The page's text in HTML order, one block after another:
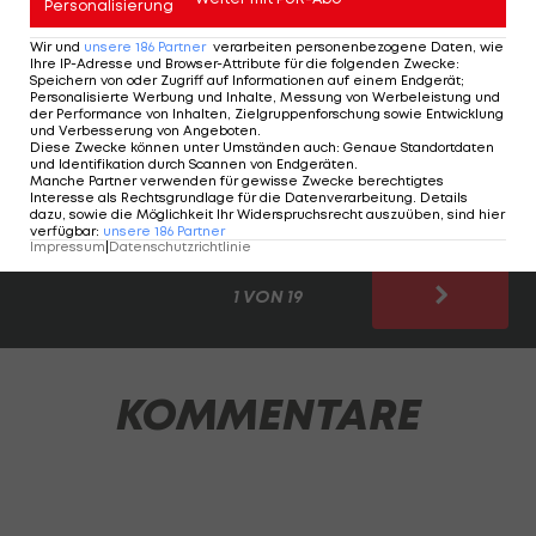
Klubs Europas, andere hoffen noch auf den
großen Sprung. Nur eines steht fest, auf jene
jungen Kicker gilt es bei der bevorstehenden
EURO ganz besonders zu achten:
Jetzt tippen und gewinnen beim EM-Tippspiel
von LAOLA1 >>>
1 VON 19
KOMMENTARE
Personalisierung
Wir und unsere 186 Partner verarbeiten personenbezogene Daten, wie
Ihre IP-Adresse und Browser-Attribute für die folgenden Zwecke:
Speichern von oder Zugriff auf Informationen auf einem Endgerät;
Personalisierte Werbung und Inhalte, Messung von Werbeleistung und
der Performance von Inhalten, Zielgruppenforschung sowie Entwicklung
und Verbesserung von Angeboten
Diese Zwecke können unter Umständen auch: Genaue Standortdaten
und Identifikation durch Scannen von Endgeräten
Manche Partner verwenden für gewisse Zwecke berechtigtes
Interesse als Rechtsgrundlage für die Datenverarbeitung. Details
dazu, sowie die Möglichkeit Ihr Widerspruchsrecht auszuüben, sind hier
verfügbar: unsere 186 Partner
Impressum|Datenschutzrichtlinie